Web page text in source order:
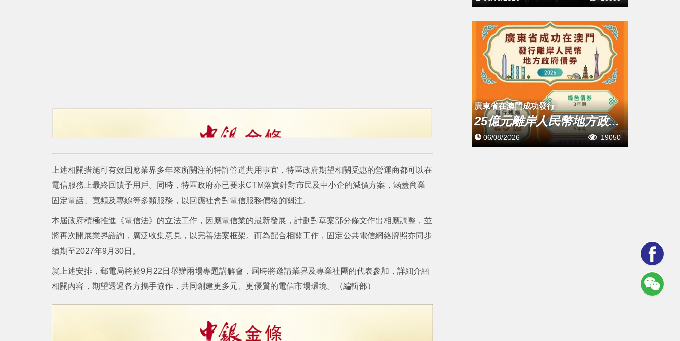
上述相關措施可有效回應業界多年來所關注的特許管道共用事宜，特區政府期望相關受惠的營運商都可以在
電信服務上最終回饋予用戶。同時，特區政府亦已要求CTM落實針對市民及中小企的減價方案，涵蓋商業
固定電話、寬頻及專線等多類服務，以回應社會對電信服務價格的關注。
本屆政府積極推進《電信法》的立法工作，因應電信業的最新發展，計劃對草案部分條文作出相應調整，並
將再次開展業界諮詢，廣泛收集意見，以完善法案框架。而為配合相關工作，固定公共電信網絡牌照亦同步
續期至2027年9月30日。
就上述安排，郵電局將於9月22日舉辦兩場專題講解會，屆時將邀請業界及專業社團的代表參加，詳細介紹
相關內容，期望透過各方攜手協作，共同創建更多元、更優質的電信市場環境。（編輯部）
廣東省在澳門成功發行
25億元離岸人民幣地方政...
06/08/2026 19050